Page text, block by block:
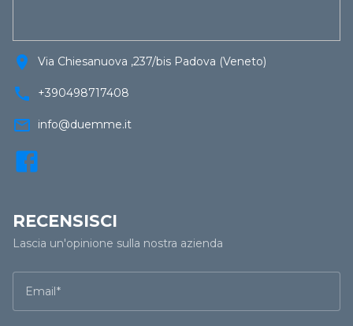
location_on Via Chiesanuova ,237/bis Padova (Veneto)
call +390498717408
mail_outline info@duemme.it
RECENSISCI
Lascia un'opinione sulla nostra azienda
Email